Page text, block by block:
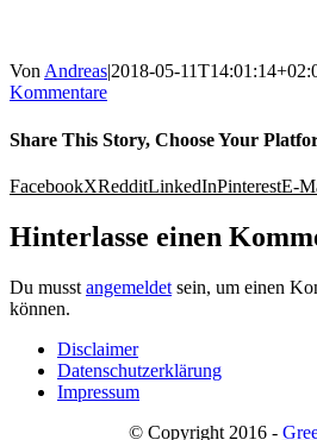
VonAndreas|2018-05-
Kommentare
Share This Story, Choose Your
FacebookXRedditLinkedInPinterestE-
Hinterlasse einen
Du musst angemeldet sein, um einen
können.
Disclaimer
Datenschutzerklärung
Impressum
© Copyright 2016 -